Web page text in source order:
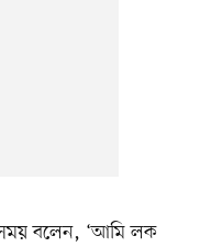
সময় বলেন, ‘আমি লক